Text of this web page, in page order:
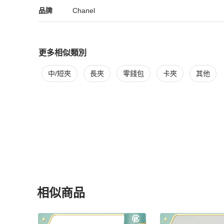
品牌
Chanel 精品女士錢包 / 小皮件
Chanel
Chanel 推薦清單
更多相似類別
更多Chanel 女士錢包 / 小皮件相似商品推薦
中/短夾 長夾 零錢包 卡夾 其他
相似商品
更多相似Chanel女士錢包 / 小皮件 推薦精品